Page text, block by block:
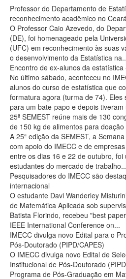
Professor do Departamento de
reconhecimento acadêmico no
O Professor Caio Azevedo, do
(DE), foi homenageado pela
(UFC) em reconhecimento às suas
o desenvolvimento da Estatística
Encontro de ex-alunos da
No último sábado, aconteceu no
alunos do curso de estatística que
formatura agora (turma de 74). Eles
para um bate-papo e depois tiveram
25ª SEMEST reúne mais de 130
de 150 kg de alimentos para doação
A 25ª edição da SEMEST, a
com apoio do IMECC e de
entre os dias 16 e 22 de outubro,
estudantes do mercado de trabalho...
Pesquisadores do IMECC são
internacional
O estudante Davi Wanderley
de Matemática Aplicada sob
Batista Florindo, recebeu "best
IEEE International Conference on...
IMECC divulga novo Edital para o
Pós-Doutorado (PIPD/CAPES)
O IMECC divulga novo Edital de
Institucional de Pós-Doutorado
Programa de Pós-Graduação em